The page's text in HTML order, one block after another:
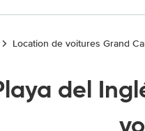
Location de voitures Grand
del